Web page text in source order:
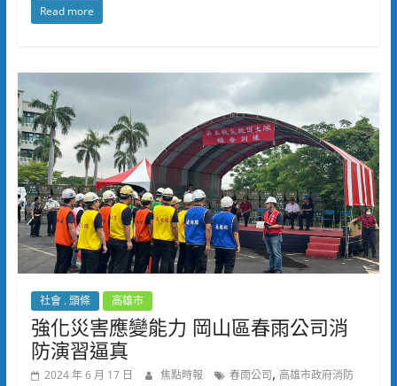
Read more
社會 . 頭條 高雄市
強化災害應變能力 岡山區春雨公司消
防演習逼真
2024 年 6 月 17 日 焦點時報 春雨公司, 高雄市政府消防